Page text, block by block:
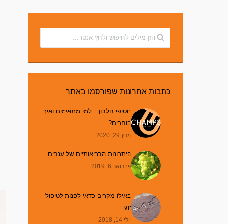
כתבות אחרונות שפורסמו באתר
חטיפי חלבון – למי מתאימים ואיך
בוחרים?
מרץ 29, 2020
היתרונות הבריאותיים של ענבים
פברואר 6, 2019
באילו מקרים כדאי לפנות לטיפול
זוגי
יולי 14, 2018